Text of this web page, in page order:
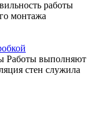
работы
монтажа
Работы выполняют
стен служила